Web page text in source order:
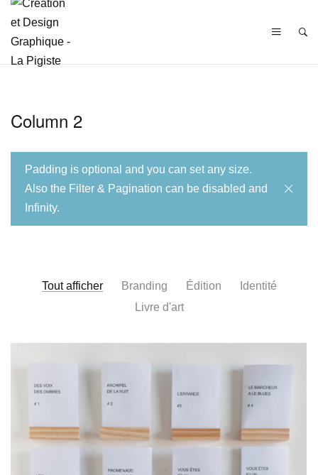
Column 2
Padding is optional and you can set any size.
Also the Filter & Pagination can be disabled and
Infinity.
Tout afficher Branding Édition
Identité
Livre d'art